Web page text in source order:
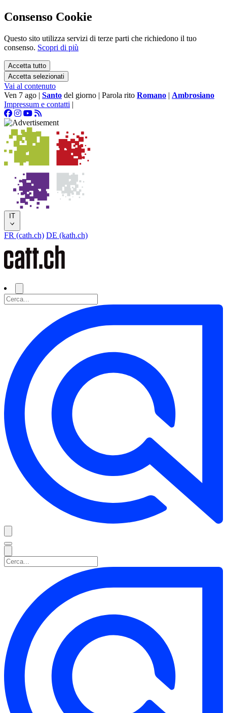
Consenso Cookie
Questo sito utilizza servizi di terze parti che richiedono il tuo
consenso. Scopri di più
Accetta tutto
Accetta selezionati
Vai al contenuto
Ven 7 ago | Santo del giorno | Parola rito Romano | Ambrosiano
Impressum e contatti |
IT
FR (cath.ch) DE (kath.ch)